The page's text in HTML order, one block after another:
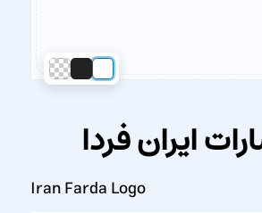
ایران فردا
Iran Farda Logo